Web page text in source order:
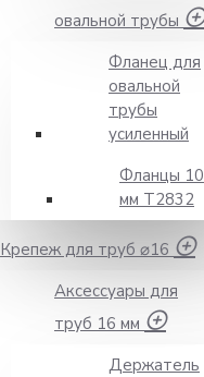
овальной трубы
Фланец для
овальной
трубы
усиленный
Фланцы 10
мм Т2832
Крепеж для труб ⌀16
Аксессуары для
труб 16 мм
Держатель